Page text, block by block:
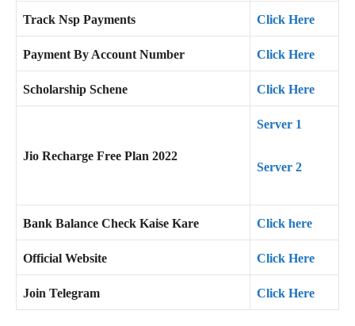
Track Nsp Payments Click Here
Payment By Account Number Click Here
Scholarship Schene Click Here
Jio Recharge Free Plan 2022
Server 1
Server 2
Bank Balance Check Kaise Kare Click here
Official Website Click Here
Join Telegram Click Here